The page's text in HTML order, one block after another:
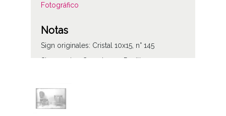
Fotográfico
Notas
Sign originales: Cristal 10x15, n° 145
Sign copias: Carpeta 91 - Positivos 14030
Licencia de las imágenes
CC BY-NC-SA 4.0